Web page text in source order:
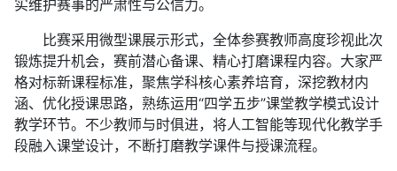
实维护赛事的严肃性与公信力。
比赛采用微型课展示形式，全体参赛教师高度珍视此次
锻炼提升机会，赛前潜心备课、精心打磨课程内容。大家严
格对标新课程标准，聚焦学科核心素养培育，深挖教材内
涵、优化授课思路，熟练运用“四学五步”课堂教学模式设计
教学环节。不少教师与时俱进，将人工智能等现代化教学手
段融入课堂设计，不断打磨教学课件与授课流程。